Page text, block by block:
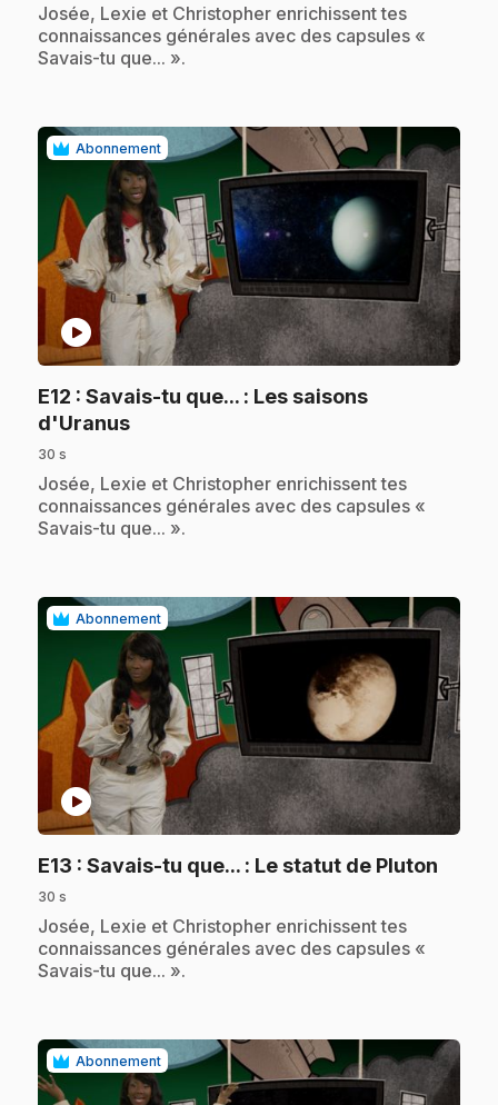
.Josée, Lexie et Christopher enrichissent tes
connaissances générales avec des capsules «
Savais-tu que... ».
Abonnement
play_circle
E12 : Savais-tu que... : Les saisons
d'Uranus.
30 s
.Josée, Lexie et Christopher enrichissent tes
connaissances générales avec des capsules «
Savais-tu que... ».
Abonnement
play_circle
E13 : Savais-tu que... : Le statut de Pluton
30 s
.Josée, Lexie et Christopher enrichissent tes
connaissances générales avec des capsules «
Savais-tu que... ».
Abonnement